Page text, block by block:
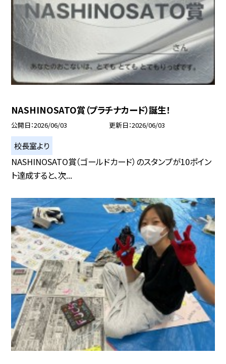
NASHINOSATO賞（プラチナカード）誕生！
公開日 2026/06/03 更新日 2026/06/03
校長室より
NASHINOSATO賞（ゴールドカード）のスタンプが10ポイン
ト達成すると、次...